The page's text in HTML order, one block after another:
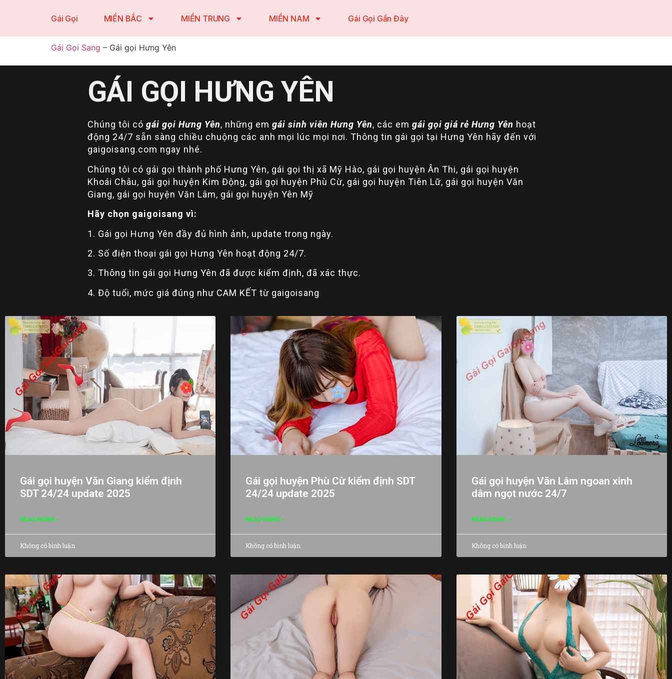
Gái Gọi MIỀN BẮC MIỀN TRUNG MIỀN NAM Gái Gọi Gần Đây
Gái Gọi Sang – Gái gọi Hưng Yên
GÁI GỌI HƯNG YÊN
Chúng tôi có gái gọi Hưng Yên, những em gái sinh viên Hưng Yên, các em gái gọi giá rẻ Hưng Yên hoạt
động 24/7 sẵn sàng chiều chuộng các anh mọi lúc mọi nơi. Thông tin gái gọi tại Hưng Yên hãy đến với
gaigoisang.com ngay nhé.
Chúng tôi có gái gọi thành phố Hưng Yên, gái gọi thị xã Mỹ Hào, gái gọi huyện Ân Thi, gái gọi huyện
Khoái Châu, gái gọi huyện Kim Động, gái gọi huyện Phù Cừ, gái gọi huyện Tiên Lữ, gái gọi huyện Văn
Giang, gái gọi huyện Văn Lâm, gái gọi huyện Yên Mỹ
Hãy chọn gaigoisang vì:
1. Gái gọi Hưng Yên đầy đủ hình ảnh, update trong ngày.
2. Số điện thoại gái gọi Hưng Yên hoạt động 24/7.
3. Thông tin gái gọi Hưng Yên đã được kiểm định, đã xác thực.
4. Độ tuổi, mức giá đúng như CAM KẾT từ gaigoisang
Gái gọi huyện Văn Giang kiểm định
SDT 24/24 update 2025
READ MORE »
Không có bình luận
Gái gọi huyện Phù Cừ kiểm định SDT
24/24 update 2025
READ MORE »
Không có bình luận
Gái gọi huyện Văn Lâm ngoan xinh
dâm ngọt nước 24/7
READ MORE »
Không có bình luận